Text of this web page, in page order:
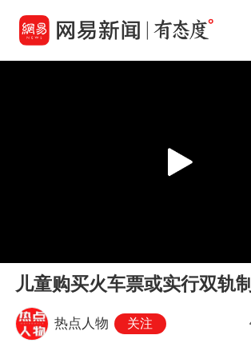
Play
儿童购买火车票或实行双轨制
热点人物 关注